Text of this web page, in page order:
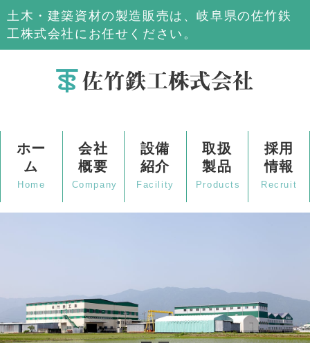
土木・建築資材の製造販売は、岐阜県の佐竹鉄
工株式会社にお任せください。
ホー
ム
Home
会社
概要
Company
設備
紹介
Facility
取扱
製品
Products
採用
情報
Recruit